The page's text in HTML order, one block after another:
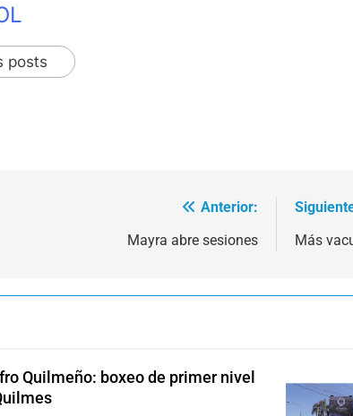
posts
Anterior:
Mayra abre sesiones
Más
Quilmeño: boxeo de primer nivel